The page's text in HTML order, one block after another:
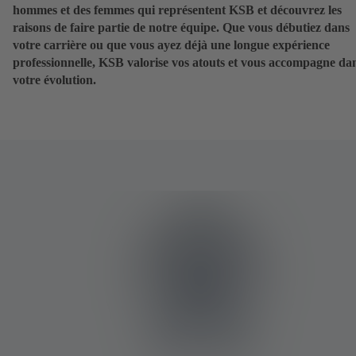
hommes et des femmes qui représentent KSB et découvrez les
raisons de faire partie de notre équipe. Que vous débutiez dans
votre carrière ou que vous ayez déjà une longue expérience
professionnelle, KSB valorise vos atouts et vous accompagne
votre évolution.